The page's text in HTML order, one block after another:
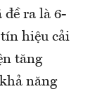
đề ra là 6-
hiệu cải
tăng
năng